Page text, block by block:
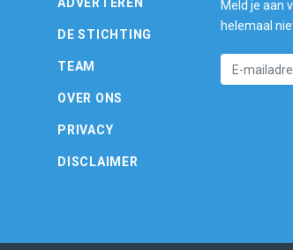
DE STICHTING
TEAM
OVER ONS
PRIVACY
DISCLAIMER
Meld je aan
helemaal